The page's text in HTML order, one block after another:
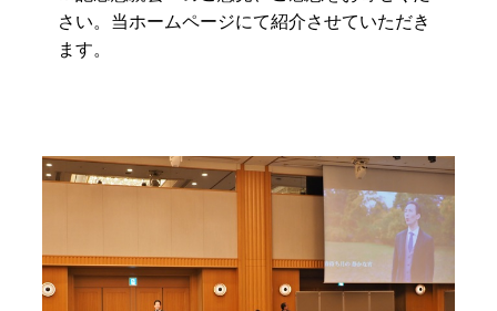
さい。当ホームページにて紹介させていただき
ます。